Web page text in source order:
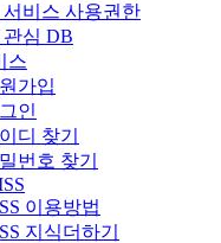
서비스 사용권한
관심 DB
스
가입
인
디 찾기
번호 찾기
이용방법
지식더하기